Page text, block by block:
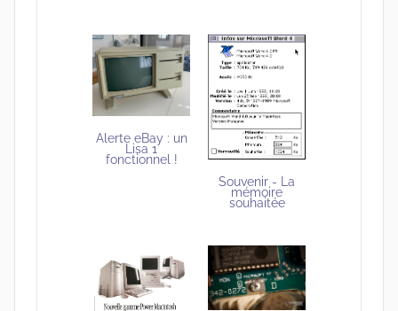
Alerte eBay : un
Lisa 1
fonctionnel !
Souvenir - La
mémoire
souhaitée